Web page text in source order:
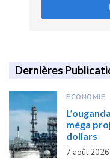
Dernières
ECONOMIE
méga
dollars
7 août 2026